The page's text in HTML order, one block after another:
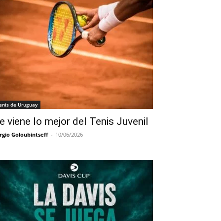
de Uruguay
viene lo mejor del Tenis Juvenil
Goloubintseff - 10/06/2026